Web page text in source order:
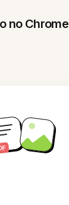
no Chrome